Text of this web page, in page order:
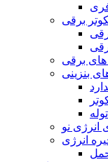
برقی
برقی
بنزینی
انرژی نو
انرژی